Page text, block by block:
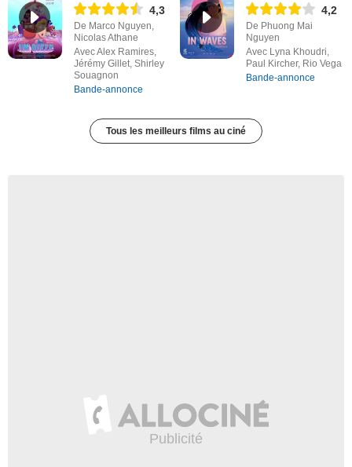
4,3
De Marco Nguyen,
Nicolas Athane
Avec Alex Ramires,
Jérémy Gillet, Shirley
Souagnon
Bande-annonce
4,2
De Phuong Mai
Nguyen
Avec Lyna Khoudri,
Paul Kircher, Rio Vega
Bande-annonce
Tous les meilleurs films au ciné